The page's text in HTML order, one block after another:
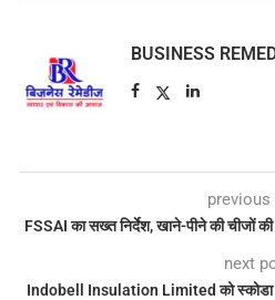
BUSINESS
FSSAI का सख्त निर्देश, खाने-पीने की चीजों
next
Indobell Insulation Limited को स्कोडा